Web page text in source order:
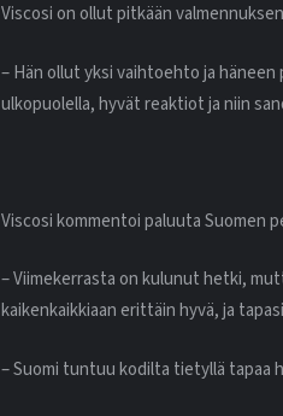
Viscosi on ollut pitkään
– Hän ollut yksi vaihtoehto ja
ulkopuolella, hyvät reaktiot ja niin
Viscosi kommentoi paluuta Suomen
– Viimekerrasta on kulunut hetki,
kaikenkaikkiaan erittäin hyvä, ja
– Suomi tuntuu kodilta tietyllä tapaa